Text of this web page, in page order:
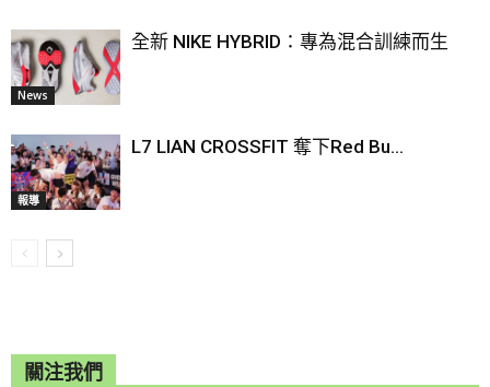
News
全新 NIKE HYBRID：專為混合訓練而生
報導
L7 LIAN CROSSFIT 奪下Red Bu...
關注我們